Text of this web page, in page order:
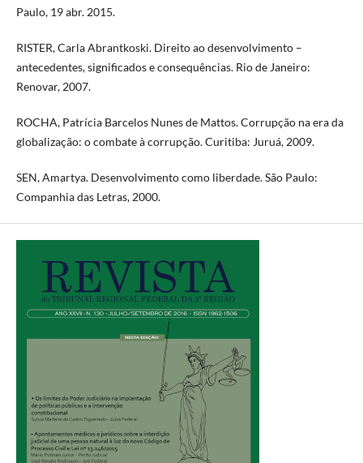
Paulo, 19 abr. 2015.
RISTER, Carla Abrantkoski. Direito ao desenvolvimento –
antecedentes, significados e consequências. Rio de Janeiro:
Renovar, 2007.
ROCHA, Patrícia Barcelos Nunes de Mattos. Corrupção na era da
globalização: o combate à corrupção. Curitiba: Juruá, 2009.
SEN, Amartya. Desenvolvimento como liberdade. São Paulo:
Companhia das Letras, 2000.